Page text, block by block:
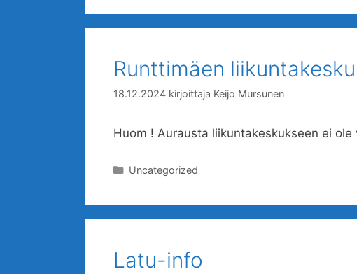
Runttimäen
18.12.2024 kirjoittaja Keijo Mursunen
Huom ! Aurausta liikuntakeskukseen ei
Kategoriat
Uncategorized
Latu-info